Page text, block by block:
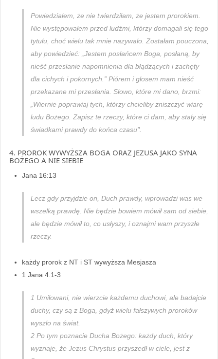
Powiedziałem, że nie twierdziłam, że jestem prorokiem.
Nie występowałem przed ludźmi, którzy domagali się tego
tytułu, choć wielu tak mnie nazywało. Zostałam pouczona,
aby powiedzieć: „Jestem posłańcem Boga, posłaną, by
nieść przesłanie napomnienia dla błądzących i zachęty
dla cichych i pokornych.” Piórem i głosem mam nieść
przekazane mi przesłania. Słowo, które mi dano, brzmi:
„Wiernie poprawiaj tych, którzy chcieliby zniszczyć wiarę
ludu Bożego. Zapisz te rzeczy, które ci dam, aby stały się
świadkami prawdy do końca czasu".
4. PROROK WYWYŻSZA BOGA ORAZ JEZUSA JAKO SYNA
BOŻEGO A NIE SIEBIE
Jana 16:13
Lecz gdy przyjdzie on, Duch prawdy, wprowadzi was we
wszelką prawdę. Nie będzie bowiem mówił sam od siebie,
ale będzie mówił to, co usłyszy, i oznajmi wam przyszłe
rzeczy.
każdy prorok z NT i ST wywyższa Mesjasza
1 Jana 4:1-3
1 Umiłowani, nie wierzcie każdemu duchowi, ale badajcie
duchy, czy są z Boga, gdyż wielu fałszywych proroków
wyszło na świat.
2 Po tym poznacie Ducha Bożego: każdy duch, który
wyznaje, że Jezus Chrystus przyszedł w ciele, jest z